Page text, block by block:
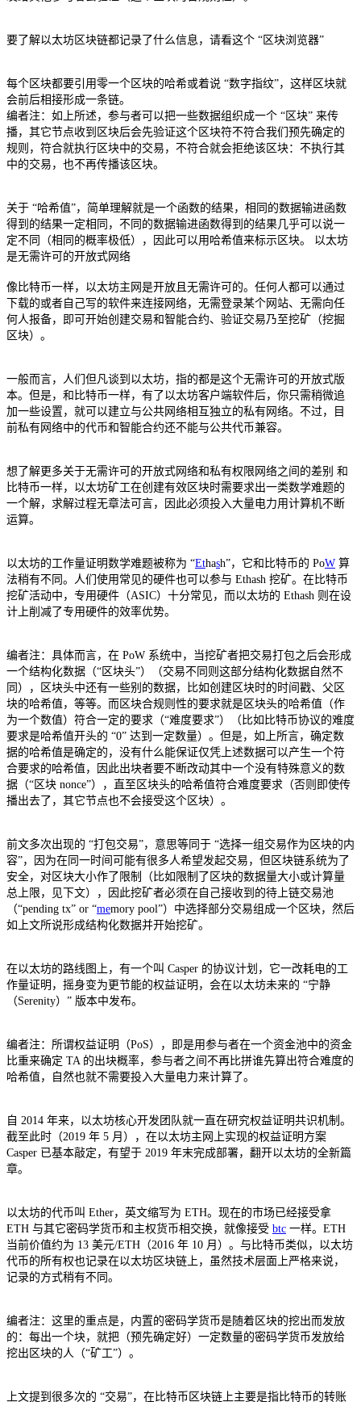
要了解以太坊区块链都记录了什么信息，请看这个 “区块浏览器”
每个区块都要引用零一个区块的哈希或着说 “数字指纹”，这样区块就
会前后相接形成一条链。
编者注：如上所述，参与者可以把一些数据组织成一个 “区块” 来传
播，其它节点收到区块后会先验证这个区块符不符合我们预先确定的
规则，符合就执行区块中的交易，不符合就会拒绝该区块：不执行其
中的交易，也不再传播该区块。
关于 “哈希值”，简单理解就是一个函数的结果，相同的数据输进函数
得到的结果一定相同，不同的数据输进函数得到的结果几乎可以说一
定不同（相同的概率极低），因此可以用哈希值来标示区块。 以太坊
是无需许可的开放式网络
像比特币一样，以太坊主网是开放且无需许可的。任何人都可以通过
下载的或者自己写的软件来连接网络，无需登录某个网站、无需向任
何人报备，即可开始创建交易和智能合约、验证交易乃至挖矿（挖掘
区块）。
一般而言，人们但凡谈到以太坊，指的都是这个无需许可的开放式版
本。但是，和比特币一样，有了以太坊客户端软件后，你只需稍微追
加一些设置，就可以建立与公共网络相互独立的私有网络。不过，目
前私有网络中的代币和智能合约还不能与公共代币兼容。
想了解更多关于无需许可的开放式网络和私有权限网络之间的差别 和
比特币一样，以太坊矿工在创建有效区块时需要求出一类数学难题的
一个解，求解过程无章法可言，因此必须投入大量电力用计算机不断
运算。
以太坊的工作量证明数学难题被称为 “Ethash”，它和比特币的 PoW 算
法稍有不同。人们使用常见的硬件也可以参与 Ethash 挖矿。在比特币
挖矿活动中，专用硬件（ASIC）十分常见，而以太坊的 Ethash 则在设
计上削减了专用硬件的效率优势。
编者注：具体而言，在 PoW 系统中，当挖矿者把交易打包之后会形成
一个结构化数据（“区块头”）（交易不同则这部分结构化数据自然不
同），区块头中还有一些别的数据，比如创建区块时的时间戳、父区
块的哈希值，等等。而区块合规则性的要求就是区块头的哈希值（作
为一个数值）符合一定的要求（“难度要求”）（比如比特币协议的难度
要求是哈希值开头的 “0” 达到一定数量）。但是，如上所言，确定数
据的哈希值是确定的，没有什么能保证仅凭上述数据可以产生一个符
合要求的哈希值，因此出块者要不断改动其中一个没有特殊意义的数
据（“区块 nonce”），直至区块头的哈希值符合难度要求（否则即使传
播出去了，其它节点也不会接受这个区块）。
前文多次出现的 “打包交易”，意思等同于 “选择一组交易作为区块的内
容”，因为在同一时间可能有很多人希望发起交易，但区块链系统为了
安全，对区块大小作了限制（比如限制了区块的数据量大小或计算量
总上限，见下文），因此挖矿者必须在自己接收到的待上链交易池
（“pending tx” or “memory pool”）中选择部分交易组成一个区块，然后
如上文所说形成结构化数据并开始挖矿。
在以太坊的路线图上，有一个叫 Casper 的协议计划，它一改耗电的工
作量证明，摇身变为更节能的权益证明，会在以太坊未来的 “宁静
（Serenity）” 版本中发布。
编者注：所谓权益证明（PoS），即是用参与者在一个资金池中的资金
比重来确定 TA 的出块概率，参与者之间不再比拼谁先算出符合难度的
哈希值，自然也就不需要投入大量电力来计算了。
自 2014 年来，以太坊核心开发团队就一直在研究权益证明共识机制。
截至此时（2019 年 5 月），在以太坊主网上实现的权益证明方案
Casper 已基本敲定，有望于 2019 年末完成部署，翻开以太坊的全新篇
章。
以太坊的代币叫 Ether，英文缩写为 ETH。现在的市场已经接受拿
ETH 与其它密码学货币和主权货币相交换，就像接受 btc 一样。ETH
当前价值约为 13 美元/ETH（2016 年 10 月）。与比特币类似，以太坊
代币的所有权也记录在以太坊区块链上，虽然技术层面上严格来说，
记录的方式稍有不同。
编者注：这里的重点是，内置的密码学货币是随着区块的挖出而发放
的：每出一个块，就把（预先确定好）一定数量的密码学货币发放给
挖出区块的人（“矿工”）。
上文提到很多次的 “交易”，在比特币区块链上主要是指比特币的转账